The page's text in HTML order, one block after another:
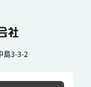
島3-3-2